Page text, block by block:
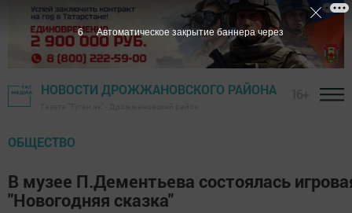
НОВОСТИ ДРОЖЖАНОВСКОГО РАЙОНА
ОБЩЕСТВО
В музее П.Дементьева состоялась
"Новогодняя сказка"
5 Автоматическое закрытие баннера через